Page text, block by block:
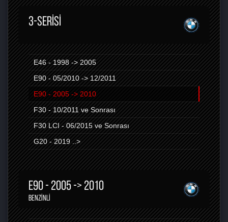
3-SERISI
E46 - 1998 -> 2005
E90 - 05/2010 -> 12/2011
E90 - 2005 -> 2010
F30 - 10/2011 ve Sonrası
F30 LCI - 06/2015 ve Sonrası
G20 - 2019 ..>
E90 - 2005 -> 2010
BENZINLI